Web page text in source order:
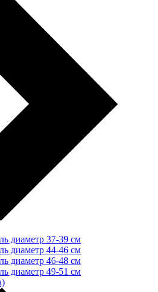
диаметр 37-39 см
диаметр 44-46 см
диаметр 46-48 см
диаметр 49-51 см